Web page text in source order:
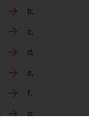
b
c
d
e
f
g